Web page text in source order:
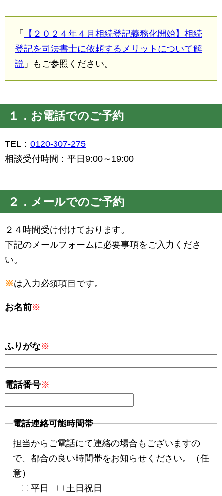
「
【２０２４年４月相続登記義務化開始】相続
登記を司法書士に依頼するメリットについて解
説 」もご参照ください。
１．お電話でのご予約
TEL： 0120-307-275
相談受付時間：平日9:00～19:00
２．メールでのご予約
２４時間受け付けております。
下記のメールフォームに必要事項をご入力くださ
い。
※は入力必須項目です。
お名前※
ふりがな※
電話番号※
電話連絡可能時間帯
担当からご電話にて連絡の場合もございますの
で、都合の良い時間帯をお知らせください。（任
意）
平日
土日祝日